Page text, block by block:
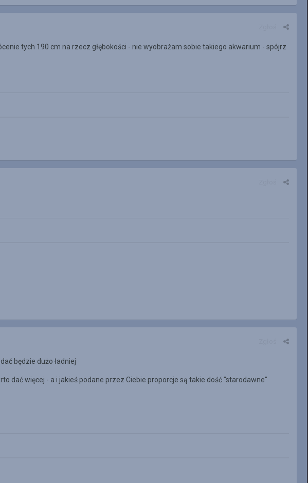
tych 190 cm na rzecz głębokości - nie wyobrażam sobie takiego akwarium - spójrz
będzie dużo ładniej
dać więcej - a i jakieś podane przez Ciebie proporcje są takie dość "starodawne"